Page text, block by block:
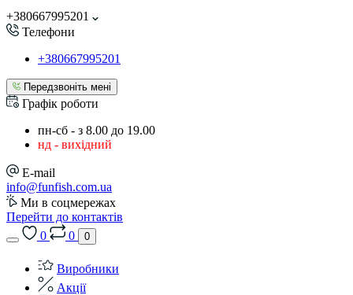
+380667995201
Телефони
+380667995201
Передзвоніть мені
Графік роботи
пн-сб - з 8.00 до 19.00
нд - вихідний
E-mail
info@funfish.com.ua
Ми в соцмережах
Перейти до контактів
0
0 0
Виробники
Акції